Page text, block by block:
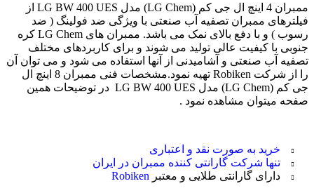
ممبران 4 اینچ ال جی کم (LG Chem) مدل LG BW 400 UES از
فیلترهای ممبران تصفیه آب صنعتی با ویژگی ضد فولینگ ( ضد
رسوب ) و با دفع بالای نمک می باشد. ممبران های LG Chem کره
جنوبی با کیفیت عالی تولید می شوند و برای کاربردهای مختلف
تصفیه آب صنعتی و آشامیدنی از آنها استفاده می شود و می توان آن
را از شرکت Robiken تهیه نمود.مشخصات فنی ممبران 8 اینچ ال
جی کم (LG Chem) مدل LG BW 400 UES در توضیحات همین
صفحه میتوان مشاهده نمود .
خرید به صورت نقد و اعتباری
تنها شرکت گارانتی کننده ممبران در ایران
دارای گارانتی طلایی و معتبر Robiken